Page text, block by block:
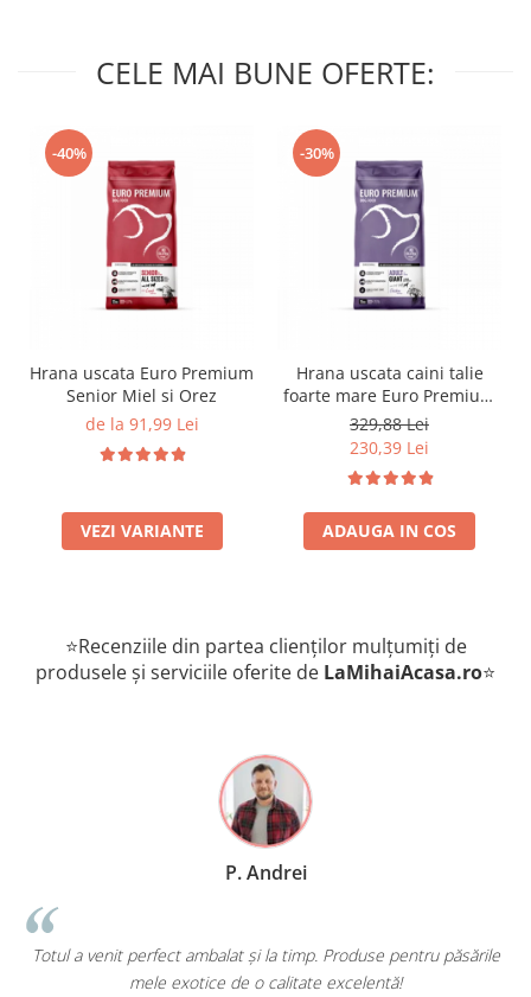
CELE MAI BUNE OFERTE:
-40%
Hrana uscata Euro Premium
Senior Miel si Orez
de la 91,99 Lei
VEZI VARIANTE
-30%
Hrana uscata caini talie
foarte mare Euro Premium
Giant Adult pui si orez 15
Kg
329,88 Lei
230,39 Lei
ADAUGA IN COS
⭐Recenziile din partea clienților mulțumiți de
produsele și serviciile oferite de LaMihaiAcasa.ro⭐
P. Andrei
Totul a venit perfect ambalat și la timp. Produse pentru păsările
mele exotice de o calitate excelentă!